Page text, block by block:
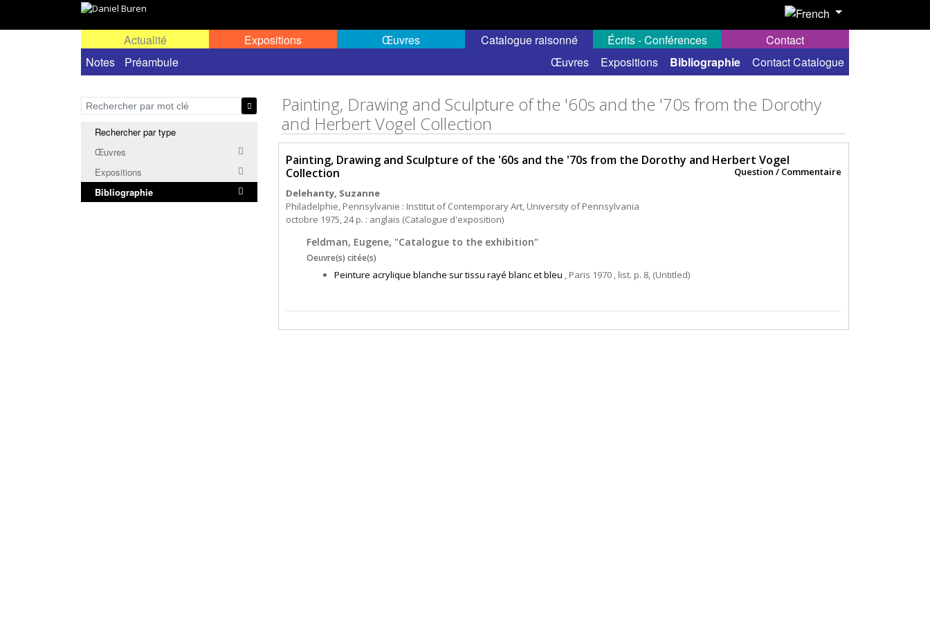
Actualité Expositions Œuvres
Catalogue raisonné
Notes
Préambule Œuvres Expositions Bibliographie Contact Catalogue
Écrits - Conférences Contact
Rechercher par type
Œuvres
Expositions
Bibliographie
Painting, Drawing and Sculpture of the '60s and the '70s from the Dorothy
and Herbert Vogel Collection
Painting, Drawing and Sculpture of the '60s and the '70s from the Dorothy and Herbert Vogel
Collection
Question / Commentaire
Delehanty, Suzanne
Philadelphie, Pennsylvanie : Institut of Contemporary Art, University of Pennsylvania
octobre 1975, 24 p. : anglais (Catalogue d'exposition)
Feldman, Eugene, "Catalogue to the exhibition"
Oeuvre(s) citée(s)
Peinture acrylique blanche sur tissu rayé blanc et bleu , Paris 1970 , list. p. 8, (Untitled)